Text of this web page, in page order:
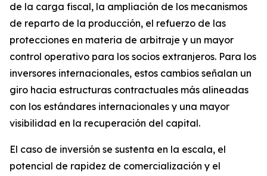
de la carga fiscal, la ampliación de los mecanismos
de reparto de la producción, el refuerzo de las
protecciones en materia de arbitraje y un mayor
control operativo para los socios extranjeros. Para los
inversores internacionales, estos cambios señalan un
giro hacia estructuras contractuales más alineadas
con los estándares internacionales y una mayor
visibilidad en la recuperación del capital.
El caso de inversión se sustenta en la escala, el
potencial de rapidez de comercialización y el